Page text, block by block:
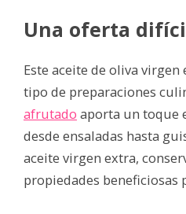
Una oferta
Este aceite de oliva
tipo de preparaciones
afrutado aporta un toque
desde ensaladas hasta
aceite virgen extra,
propiedades beneficiosas